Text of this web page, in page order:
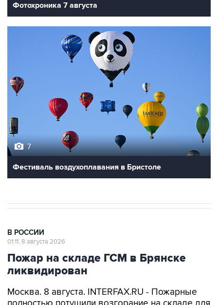
Фотохроника 7 августа
7
Фестиваль воздухоплавания в Бристоле
В РОССИИ
01:11, 8 августа 2026
Пожар на складе ГСМ в Брянске
ликвидирован
Москва. 8 августа. INTERFAX.RU - Пожарные